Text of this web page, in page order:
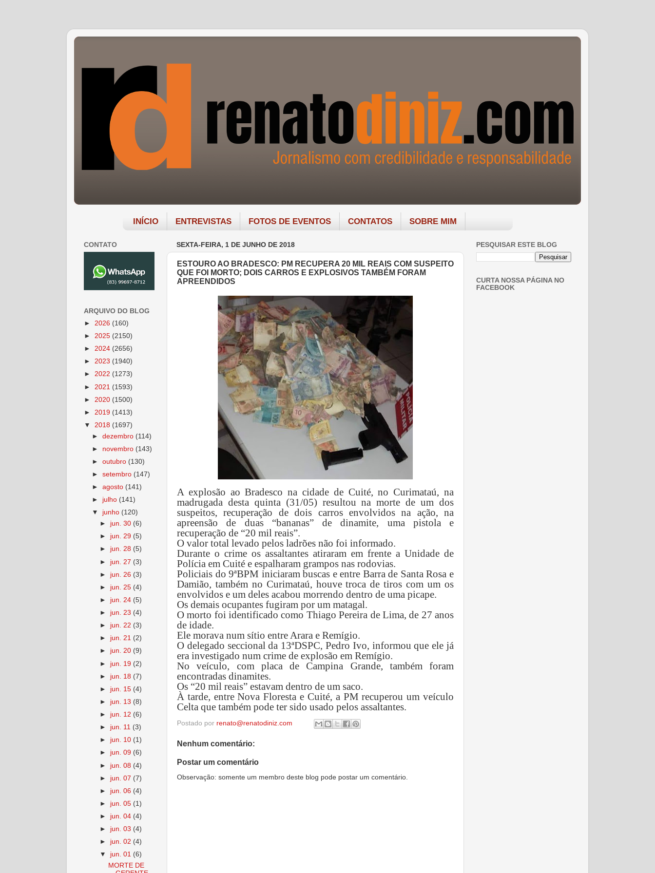
INÍCIO ENTREVISTAS FOTOS DE EVENTOS CONTATOS SOBRE MIM
SEXTA-FEIRA, 1 DE JUNHO DE 2018
ESTOURO AO BRADESCO: PM RECUPERA 20 MIL REAIS COM SUSPEITO
QUE FOI MORTO; DOIS CARROS E EXPLOSIVOS TAMBÉM FORAM
APREENDIDOS
A explosão ao Bradesco na cidade de Cuité, no Curimataú, na
madrugada desta quinta (31/05) resultou na morte de um dos
suspeitos, recuperação de dois carros envolvidos na ação, na
apreensão de duas “bananas” de dinamite, uma pistola e
recuperação de “20 mil reais”.
O valor total levado pelos ladrões não foi informado.
Durante o crime os assaltantes atiraram em frente a Unidade de
Polícia em Cuité e espalharam grampos nas rodovias.
Policiais do 9ªBPM iniciaram buscas e entre Barra de Santa Rosa e
Damião, também no Curimataú, houve troca de tiros com um os
envolvidos e um deles acabou morrendo dentro de uma picape.
Os demais ocupantes fugiram por um matagal.
O morto foi identificado como Thiago Pereira de Lima, de 27 anos
de idade.
Ele morava num sítio entre Arara e Remígio.
O delegado seccional da 13ªDSPC, Pedro Ivo, informou que ele já
era investigado num crime de explosão em Remígio.
No veículo, com placa de Campina Grande, também foram
encontradas dinamites.
Os “20 mil reais” estavam dentro de um saco.
À tarde, entre Nova Floresta e Cuité, a PM recuperou um veículo
Celta que também pode ter sido usado pelos assaltantes.
Postado por renato@renatodiniz.com
Nenhum comentário:
Postar um comentário
Observação: somente um membro deste blog pode postar um comentário.
CONTATO
ARQUIVO DO BLOG
► 2026 (160)
► 2025 (2150)
► 2024 (2656)
► 2023 (1940)
► 2022 (1273)
► 2021 (1593)
► 2020 (1500)
► 2019 (1413)
▼ 2018 (1697)
►dezembro (114)
► novembro (143)
►outubro (130)
►setembro (147)
►agosto (141)
► julho (141)
▼ junho (120)
► jun. 30 (6)
► jun. 29 (5)
► jun. 28 (5)
► jun. 27 (3)
► jun. 26 (3)
► jun. 25 (4)
► jun. 24 (5)
► jun. 23 (4)
► jun. 22 (3)
► jun. 21 (2)
► jun. 20 (9)
► jun. 19 (2)
► jun. 18 (7)
► jun. 15 (4)
► jun. 13 (8)
► jun. 12 (6)
► jun. 11 (3)
► jun. 10 (1)
► jun. 09 (6)
► jun. 08 (4)
► jun. 07 (7)
► jun. 06 (4)
► jun. 05 (1)
► jun. 04 (4)
► jun. 03 (4)
► jun. 02 (4)
▼ jun. 01 (6)
MORTE DE
PESQUISAR ESTE BLOG
CURTA NOSSA PÁGINA NO
FACEBOOK